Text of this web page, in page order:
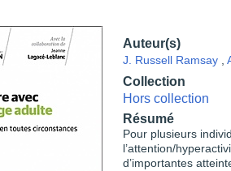
Auteur(s)
J. Russell Ramsay
Collection
Hors collection
Résumé
Pour plusieurs
l’attention/
d’importantes